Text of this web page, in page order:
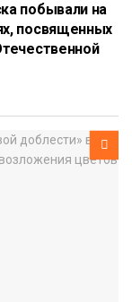
побывали на
посвященных